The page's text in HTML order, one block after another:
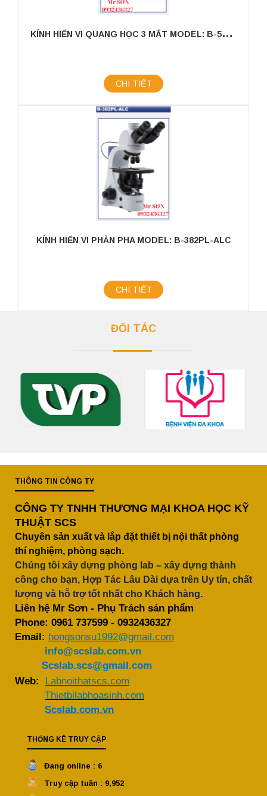
K
ÍNH HIỂN VI QUANG HỌC 3 MẮT MODEL: B-500TI
CHI TIẾT
KÍNH HIỂN VI PHẢN PHA MODEL: B-382PL-ALC
CHI TIẾT
ĐỐI TÁC
THÔNG TIN CÔNG TY
CÔNG TY TNHH THƯƠNG MẠI KHOA HỌC KỸ
THUẬT SCS
Chuyên sản xuất và lắp đặt thiết bị nội thất phòng
thí nghiệm, phòng sạch.
Chúng tôi xây dựng phòng lab – xây dựng thành
công cho bạn, Hợp Tác Lâu Dài dựa trên Uy tín, chất
lượng và hỗ trợ tốt nhất cho Khách hàng.
Liên hệ Mr Sơn - Phụ Trách sản phẩm
Phone: 0961 737599 - 0932436327
Email: hongsonsu1992@gmail.com
info@scslab.com.vn
Scslab.scs@gmail.com
Web: Labnoithatscs.com
Thietbilabhoasinh.com
Scslab.com.vn
THỐNG KÊ TRUY CẬP
Đang online : 6
Truy cập tuần : 9,952